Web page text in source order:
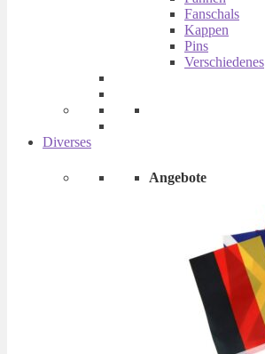
Fanschals
Kappen
Pins
Verschiedenes
Diverses
Angebote